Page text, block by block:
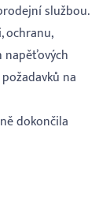
službou.
ochranu,
napěťových
na
dokončila